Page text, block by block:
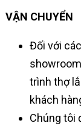
VẬN CHUYỂN
Đối với
trình thợ
khách
Chúng tôi